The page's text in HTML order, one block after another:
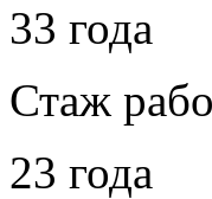
33 года
Стаж
23 года